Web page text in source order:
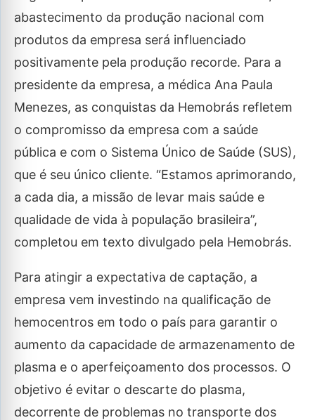
abastecimento da produção nacional com
produtos da empresa será influenciado
positivamente pela produção recorde. Para a
presidente da empresa, a médica Ana Paula
Menezes, as conquistas da Hemobrás refletem
o compromisso da empresa com a saúde
pública e com o Sistema Único de Saúde (SUS),
que é seu único cliente. “Estamos aprimorando,
a cada dia, a missão de levar mais saúde e
qualidade de vida à população brasileira”,
completou em texto divulgado pela Hemobrás.
Para atingir a expectativa de captação, a
empresa vem investindo na qualificação de
hemocentros em todo o país para garantir o
aumento da capacidade de armazenamento de
plasma e o aperfeiçoamento dos processos. O
objetivo é evitar o descarte do plasma,
decorrente de problemas no transporte dos